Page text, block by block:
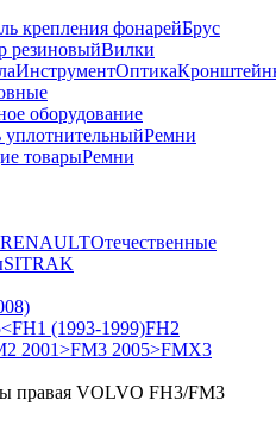
крепления фонарейБрус
резиновыйВилки
ИнструментОптика
оборудование
Ремни
товарыРемни
RENAULTОтечественные
SITRAK
FH1 (1993-1999)FH2
2001>FM3 2005>FMX3
правая VOLVO FH3/FM3